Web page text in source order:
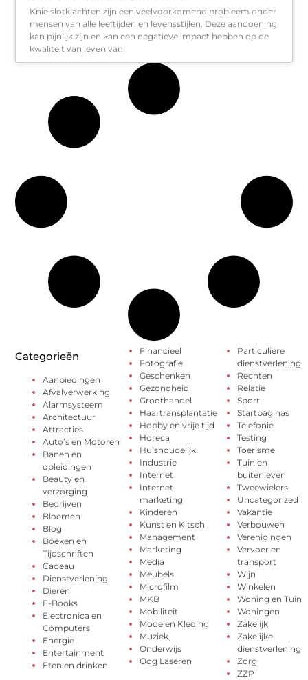
Knie slotklachten zijn een veelvoorkomend probleem onder
mensen van alle leeftijden en levensstijlen. Deze aandoening
kan pijnlijk zijn en kan een negatieve impact hebben op de
kwaliteit van leven van
Categorieën
Aanbiedingen
Afvalverwerking
Alarmsysteem
Architectuur
Attracties
Auto’s en Motoren
Banen en
opleidingen
Beauty en
verzorging
Bedrijven
Bloemen
Blog
Boeken en
Tijdschriften
Cadeau
Dienstverlening
Dieren
E-Books
Electronica en
Computers
Energie
Entertainment
Eten en drinken
Financieel
Fotografie
Geschenken
Gezondheid
Groothandel
Haartransplantatie
Hobby en vrije tijd
Horeca
Huishoudelijk
Industrie
Internet
Internet
marketing
Kinderen
Kunst en Kitsch
Management
Marketing
Media
Meubels
Microfilm
MKB
Mobiliteit
Mode en Kleding
Muziek
Onderwijs
Oog Laseren
Particuliere
dienstverlening
Rechten
Relatie
Sport
Startpaginas
Telefonie
Testing
Toerisme
Tuin en
buitenleven
Tweewielers
Uncategorized
Vakantie
Verbouwen
Verenigingen
Vervoer en
transport
Wijn
Winkelen
Woning en Tuin
Woningen
Zakelijk
Zakelijke
dienstverlening
Zorg
ZZP